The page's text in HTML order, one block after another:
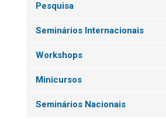
Pesquisa
Seminários Internacionais
Workshops
Minicursos
Seminários Nacionais